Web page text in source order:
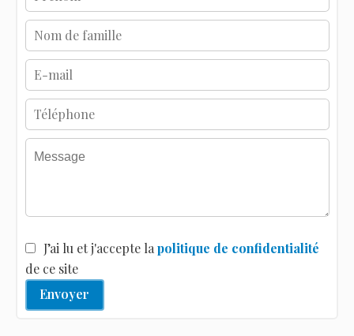
J’ai lu et j'accepte la politique de confidentialité
de ce site
Envoyer